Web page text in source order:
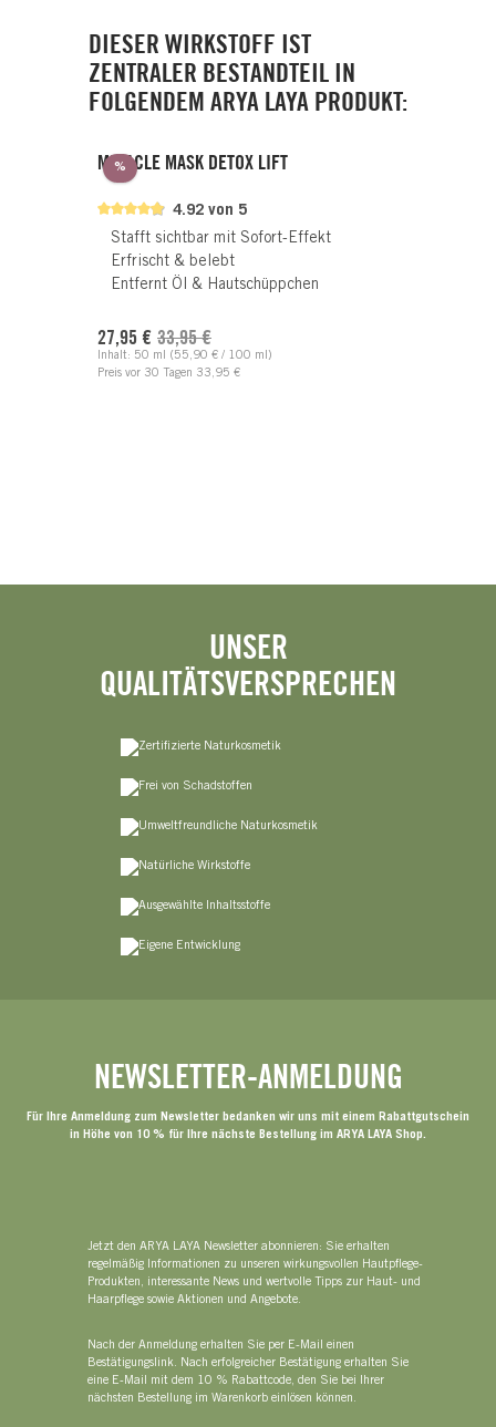
DIESER WIRKSTOFF IST
ZENTRALER BESTANDTEIL IN
FOLGENDEM ARYA LAYA PRODUKT:
%Rabatt
4.92 von 5
MIRACLE MASK DETOX LIFT
Stafft sichtbar mit Sofort-Effekt
Erfrischt & belebt
Entfernt Öl & Hautschüppchen
Inhalt: 50 ml (55,90 € / 100 ml)
Preis vor 30 Tagen 33,95 €
27,95 € Regulärer Preis:
33,95 €
UNSER
QUALITÄTSVERSPRECHEN
NEWSLETTER-ANMELDUNG
Für Ihre Anmeldung zum Newsletter bedanken wir uns mit einem Rabattgutschein
in Höhe von 10 % für Ihre nächste Bestellung im ARYA LAYA Shop.
Jetzt den ARYA LAYA Newsletter abonnieren: Sie erhalten
regelmäßig Informationen zu unseren wirkungsvollen Hautpflege-
Produkten, interessante News und wertvolle Tipps zur Haut- und
Haarpflege sowie Aktionen und Angebote.
Nach der Anmeldung erhalten Sie per E-Mail einen
Bestätigungslink. Nach erfolgreicher Bestätigung erhalten Sie
eine E-Mail mit dem 10 % Rabattcode, den Sie bei Ihrer
nächsten Bestellung im Warenkorb einlösen können.